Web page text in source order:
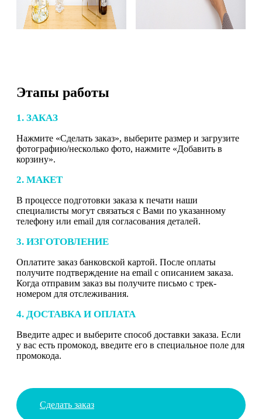
Этапы работы
1. ЗАКАЗ
Нажмите «Сделать заказ», выберите размер и загрузите
фотографию/несколько фото, нажмите «Добавить в
корзину».
2. МАКЕТ
В процессе подготовки заказа к печати наши
специалисты могут связаться с Вами по указанному
телефону или email для согласования деталей.
3. ИЗГОТОВЛЕНИЕ
Оплатите заказ банковской картой. После оплаты
получите подтверждение на email с описанием заказа.
Когда отправим заказ вы получите письмо с трек-
номером для отслеживания.
4. ДОСТАВКА И ОПЛАТА
Введите адрес и выберите способ доставки заказа. Если
у вас есть промокод, введите его в специальное поле для
промокода.
Сделать заказ